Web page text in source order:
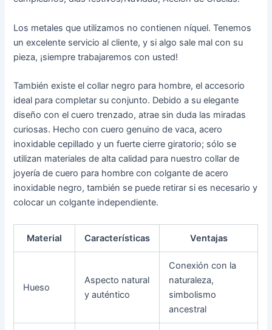
Los metales que utilizamos no contienen níquel. Tenemos
un excelente servicio al cliente, y si algo sale mal con su
pieza, ¡siempre trabajaremos con usted!
También existe el collar negro para hombre, el accesorio
ideal para completar su conjunto. Debido a su elegante
diseño con el cuero trenzado, atrae sin duda las miradas
curiosas. Hecho con cuero genuino de vaca, acero
inoxidable cepillado y un fuerte cierre giratorio; sólo se
utilizan materiales de alta calidad para nuestro collar de
joyería de cuero para hombre con colgante de acero
inoxidable negro, también se puede retirar si es necesario y
colocar un colgante independiente.
Material Características Ventajas
Hueso
Aspecto natural
y auténtico
Conexión con la
naturaleza,
simbolismo
ancestral